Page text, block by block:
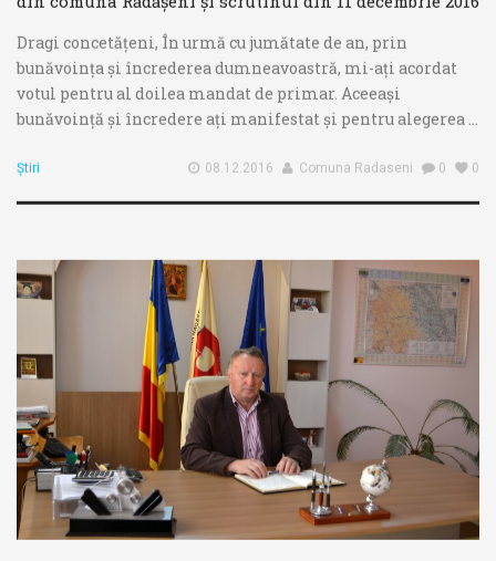
Dragi concetățeni, În urmă cu jumătate de an, prin
bunăvoința și încrederea dumneavoastră, mi-ați acordat
votul pentru al doilea mandat de primar. Aceeași
bunăvoință și încredere ați manifestat și pentru alegerea ...
Știri 08.12.2016 Comuna Radaseni 0 0